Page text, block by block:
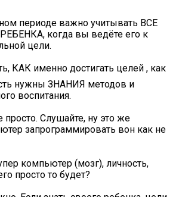
периоде важно учитывать ВСЕ
когда вы ведёте его к
цели.
КАК именно достигать целей , как
нужны ЗНАНИЯ методов и
воспитания.
Слушайте, ну это же
запрограммировать вон как не
компьютер (мозг), личность,
просто то будет?